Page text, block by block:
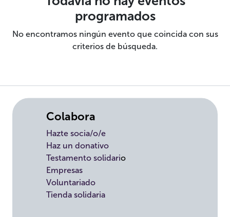
programados
No encontramos ningún evento que coincida con sus
criterios de búsqueda.
Colabora
Hazte socia/o/e
Haz un donativo
Testamento solidario
Empresas
Voluntariado
Tienda solidaria